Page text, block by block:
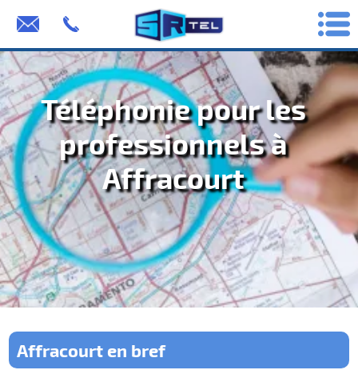
Téléphonie pour les
professionnels à
Affracourt
Affracourt en bref